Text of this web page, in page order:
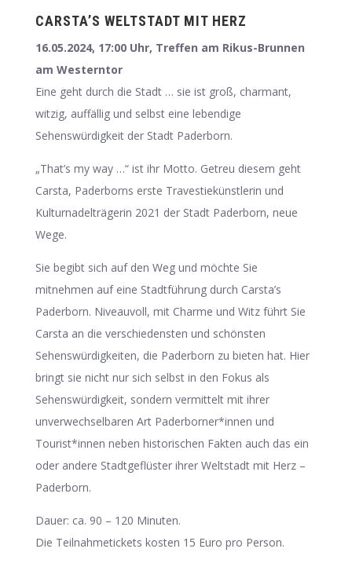
CARSTA’S WELTSTADT MIT HERZ
16.05.2024, 17:00 Uhr, Treffen am Rikus-Brunnen
am Westerntor
Eine geht durch die Stadt … sie ist groß, charmant,
witzig, auffällig und selbst eine lebendige
Sehenswürdigkeit der Stadt Paderborn.
„That’s my way …“ ist ihr Motto. Getreu diesem geht
Carsta, Paderborns erste Travestiekünstlerin und
Kulturnadelträgerin 2021 der Stadt Paderborn, neue
Wege.
Sie begibt sich auf den Weg und möchte Sie
mitnehmen auf eine Stadtführung durch Carsta’s
Paderborn. Niveauvoll, mit Charme und Witz führt Sie
Carsta an die verschiedensten und schönsten
Sehenswürdigkeiten, die Paderborn zu bieten hat. Hier
bringt sie nicht nur sich selbst in den Fokus als
Sehenswürdigkeit, sondern vermittelt mit ihrer
unverwechselbaren Art Paderborner*innen und
Tourist*innen neben historischen Fakten auch das ein
oder andere Stadtgeflüster ihrer Weltstadt mit Herz –
Paderborn.
Dauer: ca. 90 – 120 Minuten.
Die Teilnahmetickets kosten 15 Euro pro Person.